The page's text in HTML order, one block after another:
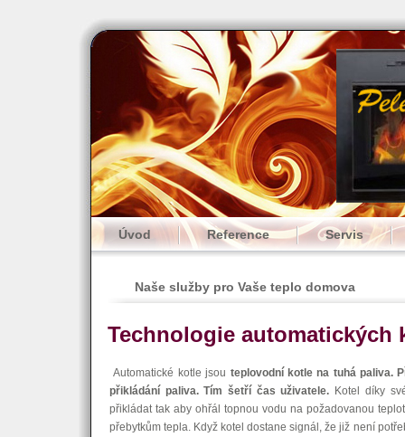
Úvod Reference Servis
Naše služby pro Vaše teplo domova
Technologie automatických
Automatické kotle jsou teplovodní kotle na tuhá paliva.
přikládání paliva. Tím šetří čas uživatele. Kotel díky
přikládat tak aby ohřál topnou vodu na požadovanou
přebytkům tepla. Když kotel dostane signál, že již není